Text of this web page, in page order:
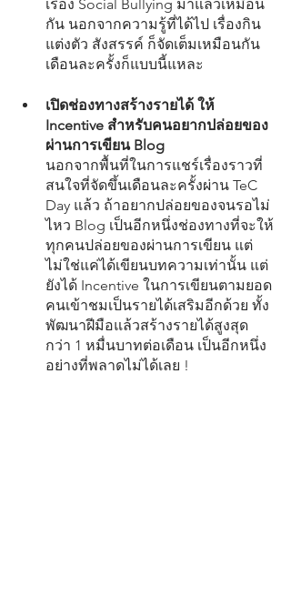
เรื่อง Social Bullying มาแล้วเหมือน
กัน นอกจากความรู้ที่ได้ไป เรื่องกิน
แต่งตัว สังสรรค์ ก็จัดเต็มเหมือนกัน
เดือนละครั้งก็แบบนี้แหละ
เปิดช่องทางสร้างรายได้ ให้
Incentive สำหรับคนอยากปล่อยของ
ผ่านการเขียน Blog
นอกจากพื้นที่ในการแชร์เรื่องราวที่
สนใจที่จัดขึ้นเดือนละครั้งผ่าน TeC
Day แล้ว ถ้าอยากปล่อยของจนรอไม่
ไหว Blog เป็นอีกหนึ่งช่องทางที่จะให้
ทุกคนปล่อยของผ่านการเขียน แต่
ไม่ใช่แค่ได้เขียนบทความเท่านั้น แต่
ยังได้ Incentive ในการเขียนตามยอด
คนเข้าชมเป็นรายได้เสริมอีกด้วย ทั้ง
พัฒนาฝีมือแล้วสร้างรายได้สูงสุด
กว่า 1 หมื่นบาทต่อเดือน เป็นอีกหนึ่ง
อย่างที่พลาดไม่ได้เลย !